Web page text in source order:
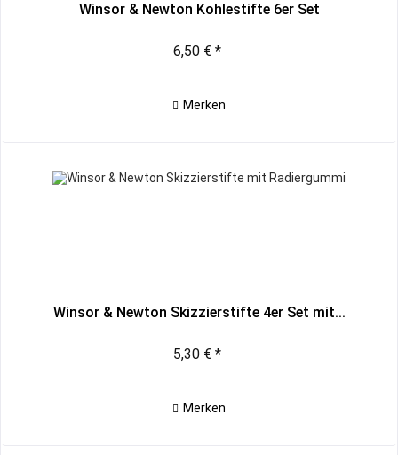
Winsor & Newton Kohlestifte 6er Set
6,50 € *
Merken
Winsor & Newton Skizzierstifte 4er Set mit...
5,30 € *
Merken